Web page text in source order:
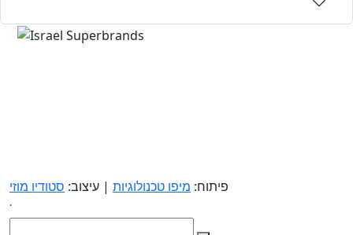
פיתוח: מיפו טכנולוגיות | עיצוב: סטודיו מוזי
.